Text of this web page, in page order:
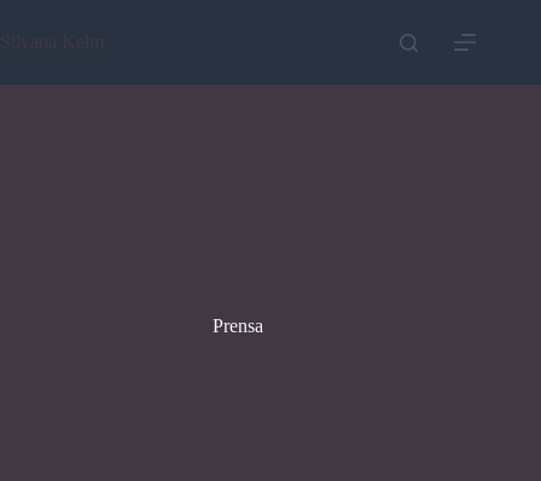
contenido
Silvana Kelm
Prensa